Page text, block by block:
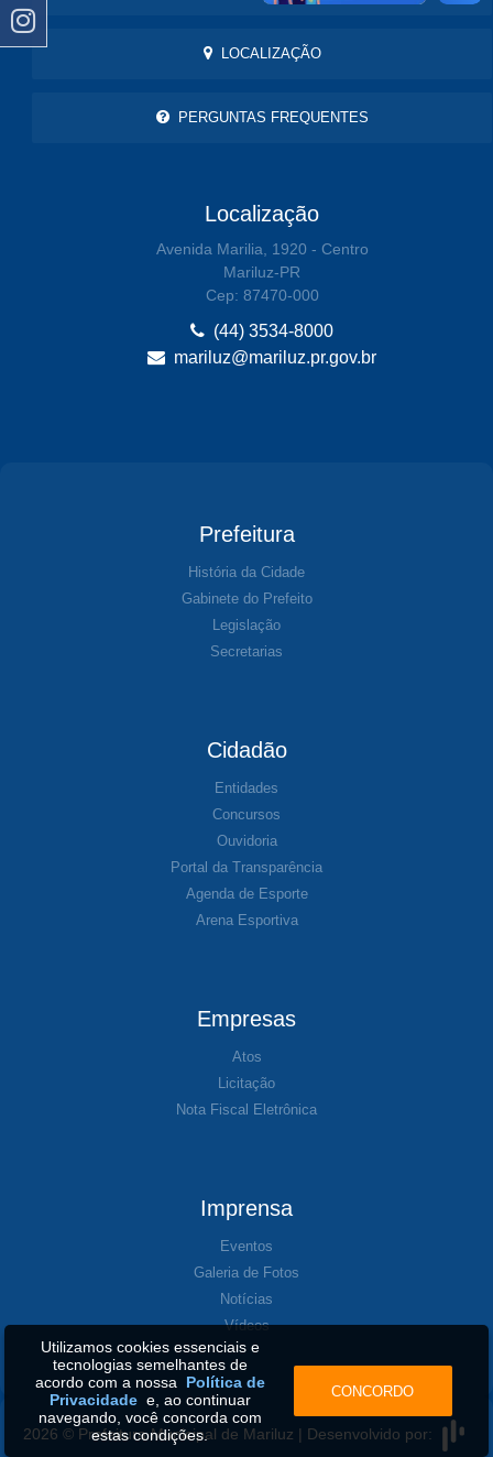
LOCALIZAÇÃO
PERGUNTAS FREQUENTES
Localização
Avenida Marilia, 1920 - Centro
Mariluz-PR
Cep: 87470-000
(44) 3534-8000
mariluz@mariluz.pr.gov.br
Prefeitura
História da Cidade
Gabinete do Prefeito
Legislação
Secretarias
Cidadão
Entidades
Concursos
Ouvidoria
Portal da Transparência
Agenda de Esporte
Arena Esportiva
Empresas
Atos
Licitação
Nota Fiscal Eletrônica
Imprensa
Eventos
Galeria de Fotos
Notícias
Vídeos
2026 © Prefeitura Municipal de Mariluz | Desenvolvido por:
Utilizamos cookies essenciais e
tecnologias semelhantes de
acordo com a nossa Política de
Privacidadee, ao continuar
navegando, você concorda com
estas condições.
CONCORDO